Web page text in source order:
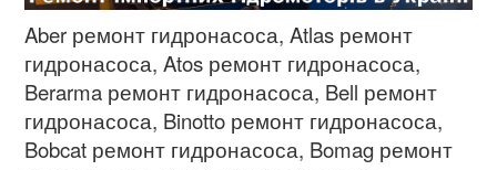
Aber ремонт гидронасоса, Atlas ремонт
гидронасоса, Atos ремонт гидронасоса,
Berarma ремонт гидронасоса, Bell ремонт
гидронасоса, Binotto ремонт гидронасоса,
Bobcat ремонт гидронасоса, Bomag ремонт